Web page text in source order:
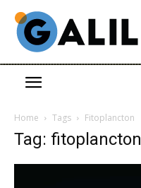
Home Tags Fitoplancton
Tag: fitoplancton